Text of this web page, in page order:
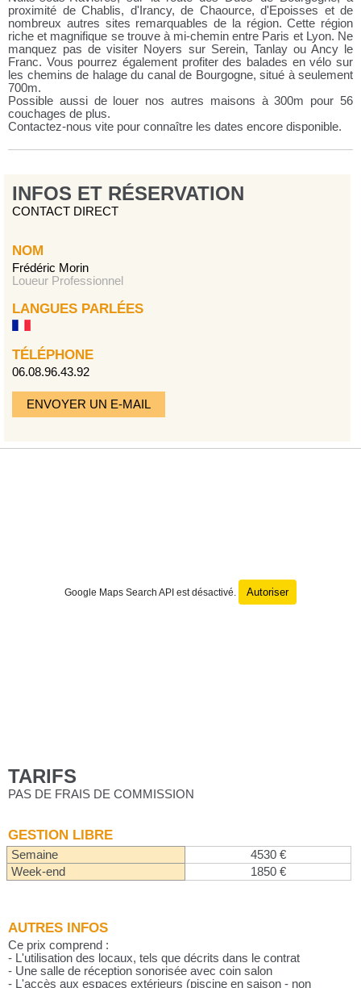
proximité de Chablis, d'Irancy, de Chaource, d'Epoisses et de
nombreux autres sites remarquables de la région. Cette région
riche et magnifique se trouve à mi-chemin entre Paris et Lyon. Ne
manquez pas de visiter Noyers sur Serein, Tanlay ou Ancy le
Franc. Vous pourrez également profiter des balades en vélo sur
les chemins de halage du canal de Bourgogne, situé à seulement
700m.
Possible aussi de louer nos autres maisons à 300m pour 56
couchages de plus.
Contactez-nous vite pour connaître les dates encore disponible.
INFOS ET RÉSERVATION
CONTACT DIRECT
NOM
Frédéric Morin
Loueur Professionnel
LANGUES PARLÉES
TÉLÉPHONE
06.08.96.43.92
ENVOYER UN E-MAIL
Google Maps Search API est désactivé. Autoriser
TARIFS
PAS DE FRAIS DE COMMISSION
GESTION LIBRE
Semaine
4530 €
Week-end
1850 €
AUTRES INFOS
Ce prix comprend :
- L'utilisation des locaux, tels que décrits dans le contrat
- Une salle de réception sonorisée avec coin salon
- L'accès aux espaces extérieurs (piscine en saison - non